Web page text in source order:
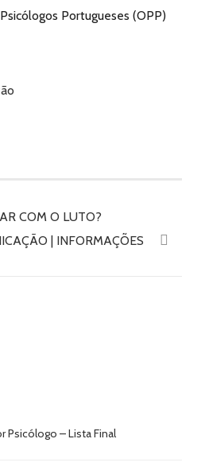
Portugueses (OPP)
COM O LUTO?
| INFORMAÇÕES
Psicólogo – Lista Final